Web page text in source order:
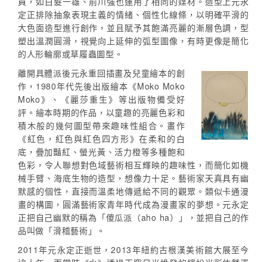
定正排除抽象表現主義的情緒、個性化線條，以明確平滑的
大色面造型進行創作，並且賦予其飽滿亮麗的漸層色調，型
塑出溫潤圓滑，視覺向上延伸的弧型圖像，有時更像是簡化
的人形輪廓或草履蟲圖型。
離開具體派後元永重回插畫及兒童繪本的創
作，1980年代先後出版繪本《Moko Moko
Moko》、《麗莎重生》等出版物備受好
評。繪本時期的作品，以童趣的亮麗色彩和
積木般的幾何圖型帶來趣味性組合。畫作
《紅色，紅色與紅色四方形》在柔和的白
底，疊加豔紅、螢光黃、活力橙等多種飽和
色彩，令人聯想對色域藝術相互輝映的趣味性，而簡化如機
械手臂、海底生物的造型，想像力十足。藝術家天真具有幽
默感的個性，直接而溫柔地傳遞給不同的觀眾。類似卡通漫
畫的構圖，圓滿藝術家青年時代成為漫畫家的夢想。元永定
正把自己幽默的稱為「傻瓜派（aho ha）」，並把自己的作
品叫做「滑稽藝術」。
2011年元永定正逝世，2013年紐約古根漢美術館大展至今